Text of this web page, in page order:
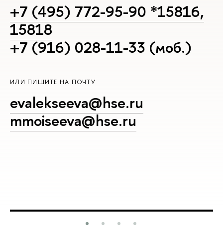
+7 (495) 772-95-90 *15816,
15818
+7 (916) 028-11-33 (моб.)
ИЛИ ПИШИТЕ НА ПОЧТУ
evalekseeva@hse.ru
mmoiseeva@hse.ru